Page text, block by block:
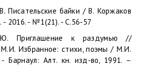
Писательские байки / В. Коржаков
- 2016. - №1(21). - С.56-57
Ю. Приглашение к раздумью //
Избранное: стихи, поэмы / М.И.
Барнаул: Алт. кн. изд-во, 1991. –